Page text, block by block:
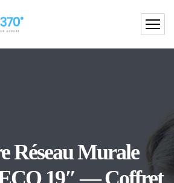
Réseau Murale
19″ — Coffret